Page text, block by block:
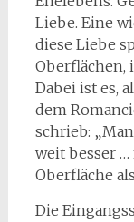
Liebe. Eine
diese Liebe
Oberflächen,
Dabei ist es,
dem
schrieb:
weit besser
Oberfläche
Die